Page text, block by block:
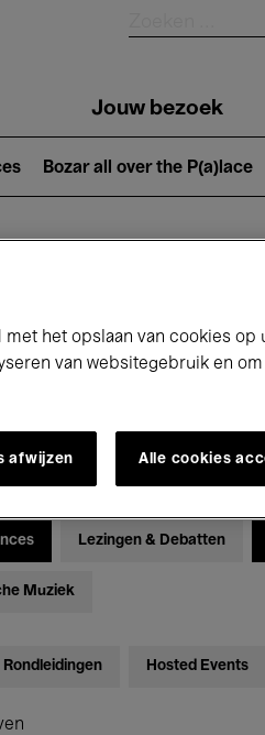
Jouw bezoek
Bozar all over the P(a)lace
Lezingen & Debatten
Muziek
Rondleidingen Hosted Events
het opslaan van cookies op
van websitegebruik en om
afwijzen Alle cookies